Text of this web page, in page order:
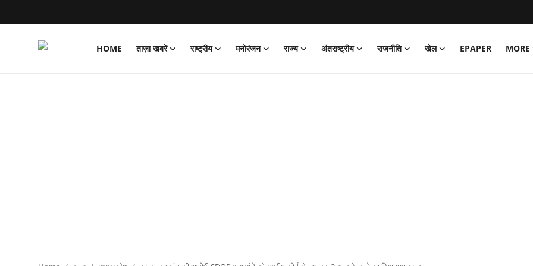
HOME ताज़ा खबरें राष्ट्रीय मनोरंजन राज्य अंतराष्ट्रीय राजनीति खेल EPAPER
MORE